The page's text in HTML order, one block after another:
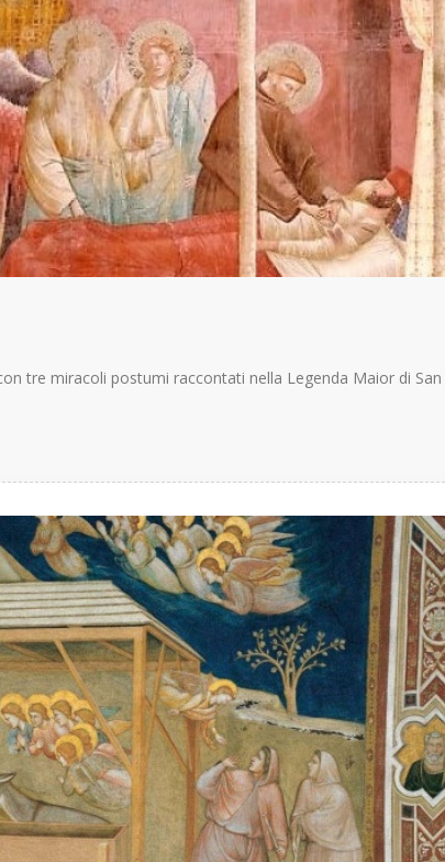
tre miracoli postumi raccontati nella Legenda Maior di San